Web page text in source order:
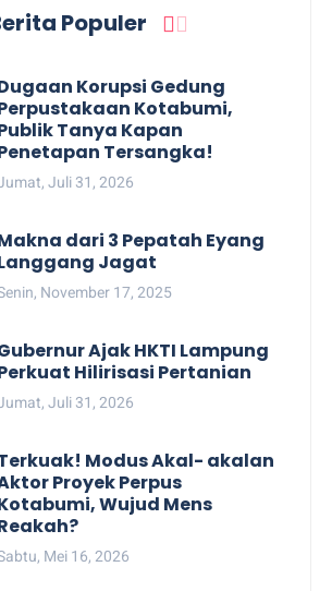
Populer
Korupsi Gedung
Kotabumi,
Tanya Kapan
Tersangka!
Juli 31, 2026
dari 3 Pepatah Eyang
Jagat
November 17, 2025
Ajak HKTI Lampung
Hilirisasi Pertanian
Juli 31, 2026
Modus Akal- akalan
Proyek Perpus
Wujud Mens
Mei 16, 2026